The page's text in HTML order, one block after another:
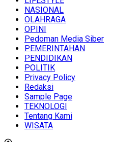
NASIONAL
OLAHRAGA
OPINI
Pedoman Media Siber
PEMERINTAHAN
PENDIDIKAN
POLITIK
Privacy Policy
Redaksi
Sample Page
TEKNOLOGI
Tentang Kami
WISATA